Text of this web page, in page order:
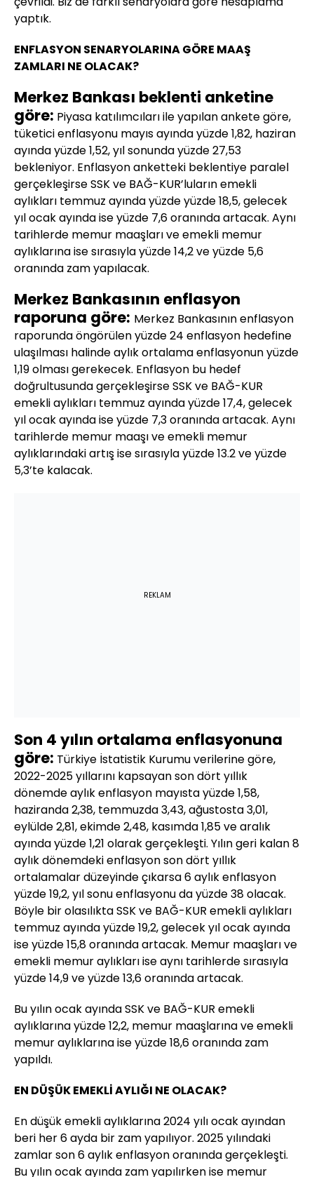
yaptık.
ENFLASYON SENARYOLARINA GÖRE MAAŞ
ZAMLARI NE OLACAK?
Merkez Bankası beklenti anketine
göre: Piyasa katılımcıları ile yapılan ankete göre,
tüketici enflasyonu mayıs ayında yüzde 1,82, haziran
ayında yüzde 1,52, yıl sonunda yüzde 27,53
bekleniyor. Enflasyon anketteki beklentiye paralel
gerçekleşirse SSK ve BAĞ-KUR’luların emekli
aylıkları temmuz ayında yüzde yüzde 18,5, gelecek
yıl ocak ayında ise yüzde 7,6 oranında artacak. Aynı
tarihlerde memur maaşları ve emekli memur
aylıklarına ise sırasıyla yüzde 14,2 ve yüzde 5,6
oranında zam yapılacak.
Merkez Bankasının enflasyon
raporuna göre: Merkez Bankasının enflasyon
raporunda öngörülen yüzde 24 enflasyon hedefine
ulaşılması halinde aylık ortalama enflasyonun yüzde
1,19 olması gerekecek. Enflasyon bu hedef
doğrultusunda gerçekleşirse SSK ve BAĞ-KUR
emekli aylıkları temmuz ayında yüzde 17,4, gelecek
yıl ocak ayında ise yüzde 7,3 oranında artacak. Aynı
tarihlerde memur maaşı ve emekli memur
aylıklarındaki artış ise sırasıyla yüzde 13.2 ve yüzde
5,3’te kalacak.
REKLAM
Son 4 yılın ortalama enflasyonuna
göre: Türkiye İstatistik Kurumu verilerine göre,
2022-2025 yıllarını kapsayan son dört yıllık
dönemde aylık enflasyon mayısta yüzde 1,58,
haziranda 2,38, temmuzda 3,43, ağustosta 3,01,
eylülde 2,81, ekimde 2,48, kasımda 1,85 ve aralık
ayında yüzde 1,21 olarak gerçekleşti. Yılın geri kalan 8
aylık dönemdeki enflasyon son dört yıllık
ortalamalar düzeyinde çıkarsa 6 aylık enflasyon
yüzde 19,2, yıl sonu enflasyonu da yüzde 38 olacak.
Böyle bir olasılıkta SSK ve BAĞ-KUR emekli aylıkları
temmuz ayında yüzde 19,2, gelecek yıl ocak ayında
ise yüzde 15,8 oranında artacak. Memur maaşları ve
emekli memur aylıkları ise aynı tarihlerde sırasıyla
yüzde 14,9 ve yüzde 13,6 oranında artacak.
Bu yılın ocak ayında SSK ve BAĞ-KUR emekli
aylıklarına yüzde 12,2, memur maaşlarına ve emekli
memur aylıklarına ise yüzde 18,6 oranında zam
yapıldı.
EN DÜŞÜK EMEKLİ AYLIĞI NE OLACAK?
En düşük emekli aylıklarına 2024 yılı ocak ayından
beri her 6 ayda bir zam yapılıyor. 2025 yılındaki
zamlar son 6 aylık enflasyon oranında gerçekleşti.
Bu yılın ocak ayında zam yapılırken ise memur